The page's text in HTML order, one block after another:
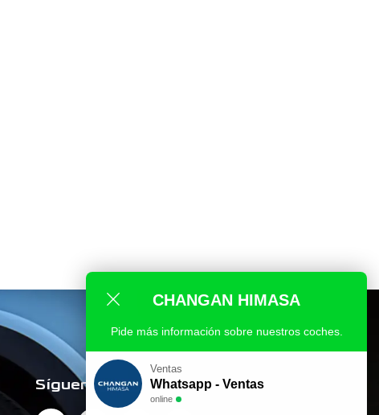
Síguenos en Redes
CHANGAN HIMASA
Ventas
Whatsapp - Ventas